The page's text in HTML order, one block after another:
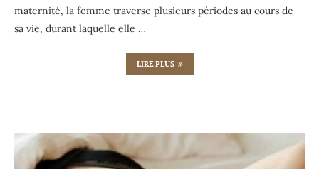
maternité, la femme traverse plusieurs périodes au cours de
sa vie, durant laquelle elle …
LIRE PLUS